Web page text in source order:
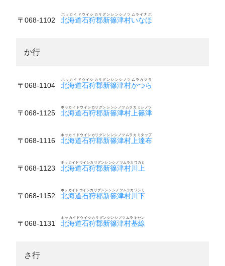
〒068-1102 北海道石狩郡新篠津村いなほ
ホッカイドウイシカリグンシンシノツムライナホ
か行
〒068-1104 北海道石狩郡新篠津村かつら
ホッカイドウイシカリグンシンシノツムラカツラ
〒068-1125 北海道石狩郡新篠津村上篠津
ホッカイドウイシカリグンシンシノツムラカミシノツ
〒068-1116 北海道石狩郡新篠津村上達布
ホッカイドウイシカリグンシンシノツムラカミタップ
〒068-1123 北海道石狩郡新篠津村川上
ホッカイドウイシカリグンシンシノツムラカワカミ
〒068-1152 北海道石狩郡新篠津村川下
ホッカイドウイシカリグンシンシノツムラカワシモ
〒068-1131 北海道石狩郡新篠津村基線
ホッカイドウイシカリグンシンシノツムラキセン
さ行